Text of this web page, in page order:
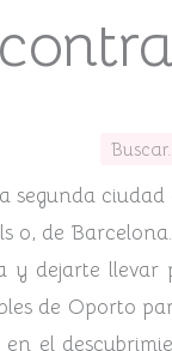
Buscar
o, de
y dejarte
de Oporto
el